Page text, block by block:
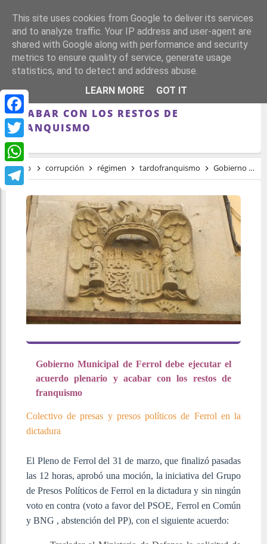
Facebook
Twitter
WhatsApp
Telegram
GOBIERNO MUNICIPAL DE FERROL DEBE
EJECUTAR EL ACUERDO PLENARIO Y
ACABAR CON LOS RESTOS DE
FRANQUISMO
Inicio corrupción régimen tardofranquismo Gobierno Municipal de Ferrol debe ejecutar el acuerdo plenario y acabar con los restos de franquismo
Gobierno Municipal de Ferrol debe ejecutar el
acuerdo plenario y acabar con los restos de
franquismo
Colectivo de presas y presos políticos de Ferrol en la
dictadura
El Pleno de Ferrol del 31 de marzo, que finalizó pasadas
las 12 horas, aprobó una moción, la iniciativa del Grupo
de Presos Políticos de Ferrol en la dictadura y sin ningún
voto en contra (voto a favor del PSOE, Ferrol en Común
y BNG , abstención del PP), con el siguiente acuerdo:
This site uses cookies from Google to deliver its services
and to analyze traffic. Your IP address and user-agent are
shared with Google along with performance and security
metrics to ensure quality of service, generate usage
statistics, and to detect and address abuse.
LEARN MORE
GOT IT